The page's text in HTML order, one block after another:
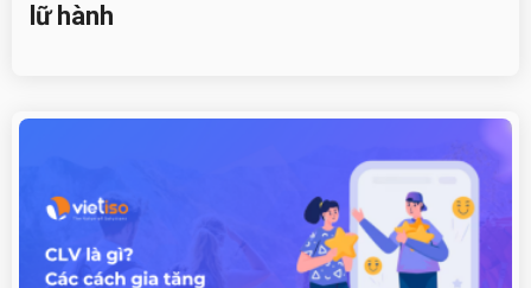
lữ hành